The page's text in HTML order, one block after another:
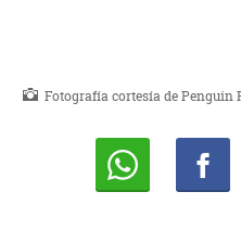
Fotografía cortesía de Penguin